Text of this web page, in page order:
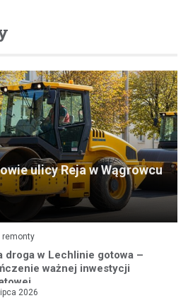
ulicy Reja w Wągrowcu
remonty
droga w Lechlinie gotowa –
ważnej inwestycji
2026